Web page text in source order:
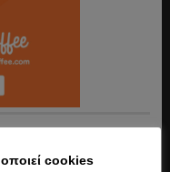
cookies